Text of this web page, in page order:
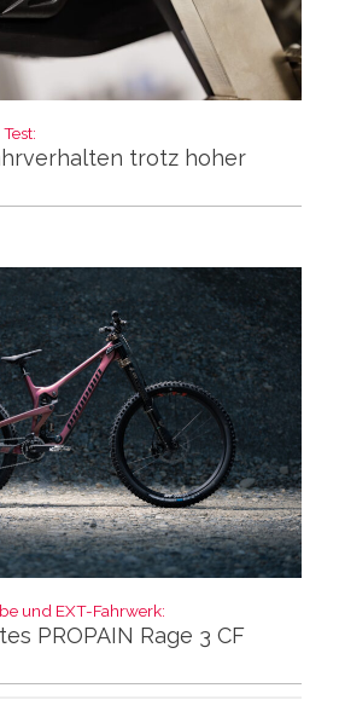
trotz hoher
und EXT-Fahrwerk:
PROPAIN Rage 3 CF